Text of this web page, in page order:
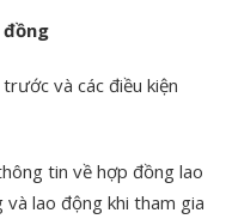
và các điều kiện
tin về hợp đồng lao
lao động khi tham gia